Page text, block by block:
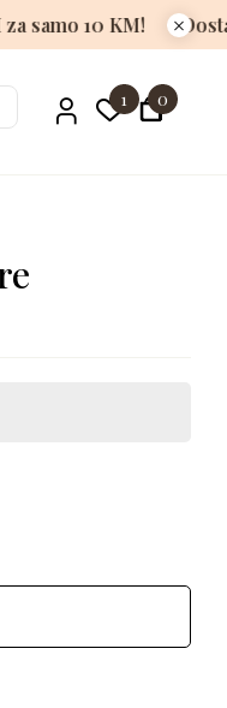
širom BiH za samo 10
1 0